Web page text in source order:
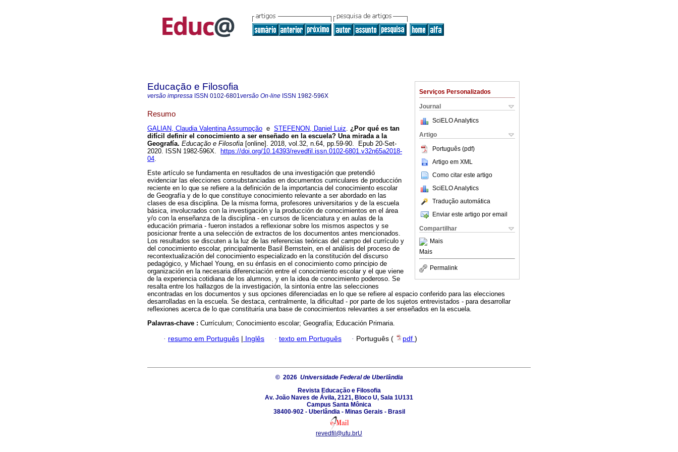
Serviços Personalizados
Journal
SciELO Analytics
Artigo
Português (pdf)
Artigo em XML
Como citar este artigo
SciELO Analytics
Tradução automática
Enviar este artigo por email
Compartilhar
Mais
Mais
Permalink
Educação e Filosofia
versão impressa ISSN 0102-6801versão On-line ISSN 1982-596X
Resumo
GALIAN, Claudia Valentina Assumpção e STEFENON, Daniel Luiz. ¿Por qué es tan
difícil definir el conocimiento a ser enseñado en la escuela? Una mirada a la
Geografía. Educação e Filosofia [online]. 2018, vol.32, n.64, pp.59-90. Epub 20-Set-
2020. ISSN 1982-596X.
https://doi.org/10.14393/revedfil.issn.0102-6801.v32n65a2018-
04.
Este artículo se fundamenta en resultados de una investigación que pretendió
evidenciar las elecciones consubstanciadas en documentos curriculares de producción
reciente en lo que se refiere a la definición de la importancia del conocimiento escolar
de Geografía y de lo que constituye conocimiento relevante a ser abordado en las
clases de esa disciplina. De la misma forma, profesores universitarios y de la escuela
básica, involucrados con la investigación y la producción de conocimientos en el área
y/o con la enseñanza de la disciplina - en cursos de licenciatura y en aulas de la
educación primaria - fueron instados a reflexionar sobre los mismos aspectos y se
posicionar frente a una selección de extractos de los documentos antes mencionados.
Los resultados se discuten a la luz de las referencias teóricas del campo del currículo y
del conocimiento escolar, principalmente Basil Bernstein, en el análisis del proceso de
recontextualización del conocimiento especializado en la constitución del discurso
pedagógico, y Michael Young, en su énfasis en el conocimiento como principio de
organización en la necesaria diferenciación entre el conocimiento escolar y el que viene
de la experiencia cotidiana de los alumnos, y en la idea de conocimiento poderoso. Se
resalta entre los hallazgos de la investigación, la sintonía entre las selecciones
encontradas en los documentos y sus opciones diferenciadas en lo que se refiere al espacio conferido para las elecciones
desarrolladas en la escuela. Se destaca, centralmente, la dificultad - por parte de los sujetos entrevistados - para desarrollar
reflexiones acerca de lo que constituiría una base de conocimientos relevantes a ser enseñados en la escuela.
Palavras-chave : Currículum; Conocimiento escolar; Geografía; Educación Primaria.
· resumo em Português | Inglês · texto em Português · Português ( pdf )
© 2026 Universidade Federal de Uberlândia
Revista Educação e Filosofia
Av. João Naves de Ávila, 2121, Bloco U, Sala 1U131
Campus Santa Mônica
38400-902 - Uberlândia - Minas Gerais - Brasil
revedfil@ufu.brU